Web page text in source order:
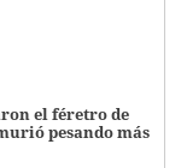
el féretro de
pesando más